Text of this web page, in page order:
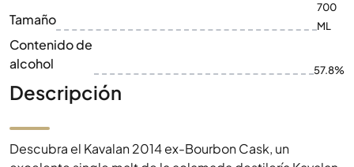
Tamaño
700
ML
Contenido de
alcohol
57.8%
Descripción
Descubra el Kavalan 2014 ex-Bourbon Cask, un